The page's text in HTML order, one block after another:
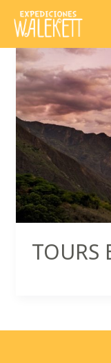
contenido
TOURS